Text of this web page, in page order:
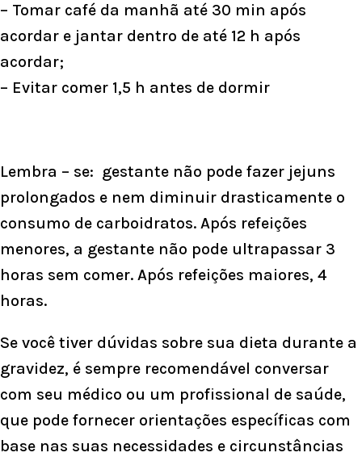
– Tomar café da manhã até 30 min após
acordar e jantar dentro de até 12 h após
acordar;
– Evitar comer 1,5 h antes de dormir
Lembra – se: gestante não pode fazer jejuns
prolongados e nem diminuir drasticamente o
consumo de carboidratos. Após refeições
menores, a gestante não pode ultrapassar 3
horas sem comer. Após refeições maiores, 4
horas.
Se você tiver dúvidas sobre sua dieta durante a
gravidez, é sempre recomendável conversar
com seu médico ou um profissional de saúde,
que pode fornecer orientações específicas com
base nas suas necessidades e circunstâncias